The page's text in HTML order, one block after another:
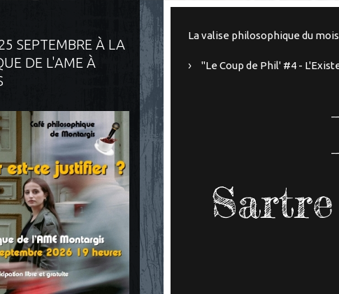
SEPTEMBRE À LA
DE L'AME À
La valise philosophique du
"Le Coup de Phil' #4 -